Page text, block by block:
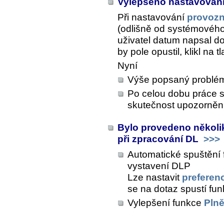
Při nastavování
(odlišně od
uživatel datum napsal
by pole opustil, klikl na
Nyní
Výše popsaný
Po celou dobu práce
skutečnost
Bylo provedeno
při zpracování DL >>>
Automatické
vystavení DLP
Lze nastavit
se na dotaz spustí
Vylepšení funkce